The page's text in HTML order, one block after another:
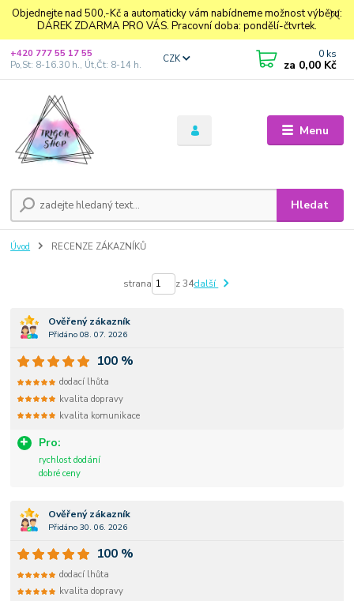
Objednejte nad 500,-Kč a automaticky vám nabídneme možnost výběru:
DÁREK ZDARMA PRO VÁS. Pracovní doba: pondělí-čtvrtek.
Menu
CZK
Hledat
+420 777 55 17 55
Po,St: 8-16.30 h., Út,Čt: 8-14 h.
0 ks
za 0,00 Kč
Úvod RECENZE ZÁKAZNÍKŮ
strana z 34další
Ověřený zákazník
Přidáno 08. 07. 2026
Pro:
rychlost dodání
dobré ceny
100 %
dodací lhůta
kvalita dopravy
kvalita komunikace
Ověřený zákazník
Přidáno 30. 06. 2026
100 %
dodací lhůta
kvalita dopravy